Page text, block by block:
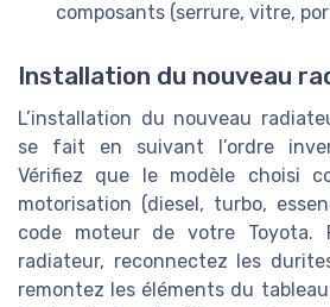
composants (serrure, vitre,
Installation du nouveau
L’installation du nouveau
se fait en suivant l’ordre
Vérifiez que le modèle choisi
motorisation (diesel, turbo,
code moteur de votre Toyota.
radiateur, reconnectez les
remontez les éléments du